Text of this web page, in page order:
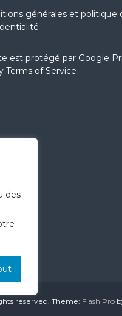
des
générales et politique
est protégé par Google
Terms of Service
reserved. Theme: Flash Pro